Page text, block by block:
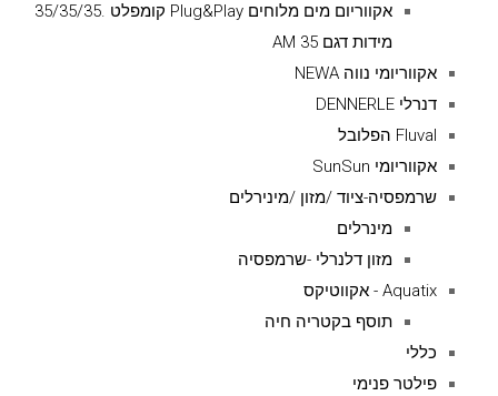
אקווריום מים מלוחים Plug&Play קומפלט .35/35/35
מידות דגם AM 35
אקווריומי נווה NEWA
דנרלי DENNERLE
Fluval הפלובל
אקווריומי SunSun
שרמפסיה-ציוד /מזון /מינירלים
מינרלים
מזון דלנרלי -שרמפסיה
Aquatix - אקווטיקס
תוסף בקטריה חיה
כללי
פילטר פנימי